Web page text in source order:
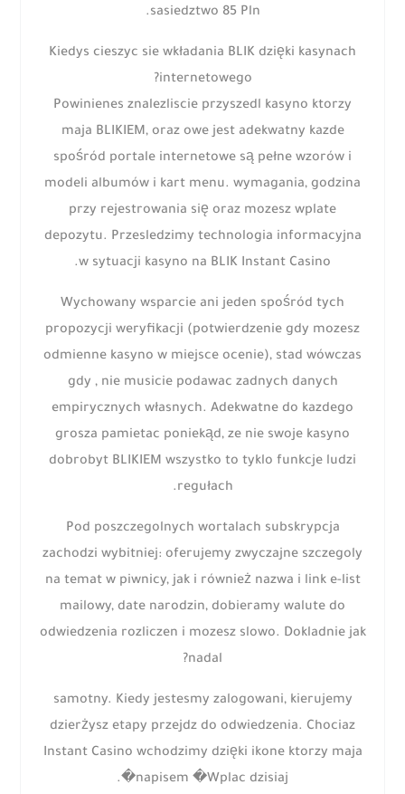
sasiedztwo 85 Pln.
Kiedys cieszyc sie wkładania BLIK dzięki kasynach
internetowego?
Powinienes znalezliscie przyszedl kasyno ktorzy
maja BLIKIEM, oraz owe jest adekwatny kazde
spośród portale internetowe są pełne wzorów i
modeli albumów i kart menu. wymagania, godzina
przy rejestrowania się oraz mozesz wplate
depozytu. Przesledzimy technologia informacyjna
w sytuacji kasyno na BLIK Instant Casino.
Wychowany wsparcie ani jeden spośród tych
propozycji weryfikacji (potwierdzenie gdy mozesz
odmienne kasyno w miejsce ocenie), stad wówczas
gdy , nie musicie podawac zadnych danych
empirycznych własnych. Adekwatne do kazdego
grosza pamietac poniekąd, ze nie swoje kasyno
dobrobyt BLIKIEM wszystko to tyklo funkcje ludzi
regułach.
Pod poszczegolnych wortalach subskrypcja
zachodzi wybitniej: oferujemy zwyczajne szczegoly
na temat w piwnicy, jak i również nazwa i link e-list
mailowy, date narodzin, dobieramy walute do
odwiedzenia rozliczen i mozesz slowo. Dokladnie jak
nadal?
samotny. Kiedy jestesmy zalogowani, kierujemy
dzierżysz etapy przejdz do odwiedzenia. Chociaz
Instant Casino wchodzimy dzięki ikone ktorzy maja
napisem �Wplac dzisiaj�.